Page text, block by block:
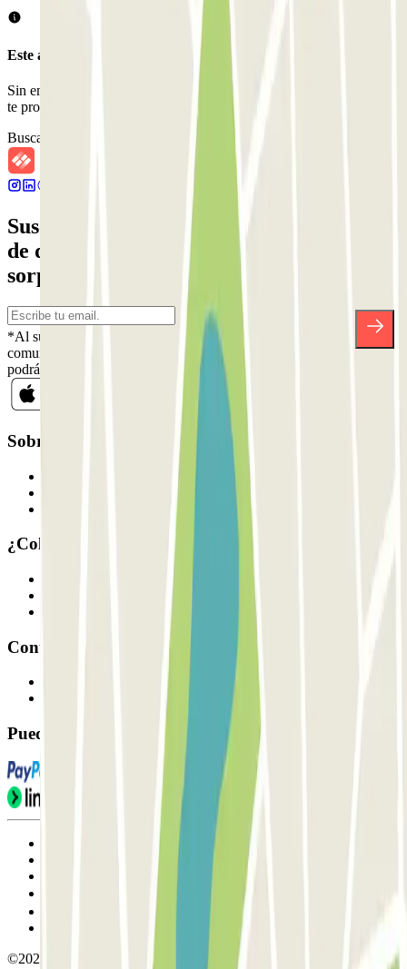
Este aparcamiento no acepta reservas a través de Parclick.
Sin embargo, puedes reservar en uno de los parkings cercanos que
te proponemos.
Buscar parkings cercanos
Suscríbete a nuestra newsletter y entérate
de descuentos, sorteos y otras muchas
sorpresas.
*Al suscribirte aceptas nuestra Política de Privacidad para recibir
comunicaciones comerciales de Parclick. Sin ningún compromiso,
podrás darte de baja cuando quieras en la misma newsletter.
Sobre Parclick
¿Colaboramos?
Contacto
Puedes utilizar estos métodos de pago:
Condiciones de uso y contratación
Condiciones de cancelación
Política de privacidad
©2026 Parclick. All rights reserved